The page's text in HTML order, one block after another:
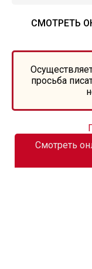
СМОТРЕТЬ
просьба
Смотреть